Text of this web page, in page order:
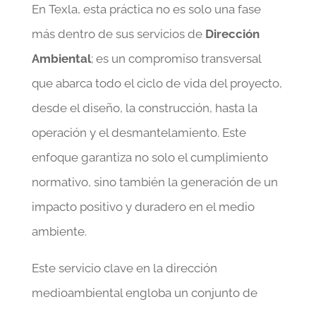
En Texla, esta práctica no es solo una fase
más dentro de sus servicios de Dirección
Ambiental; es un compromiso transversal
que abarca todo el ciclo de vida del proyecto,
desde el diseño, la construcción, hasta la
operación y el desmantelamiento. Este
enfoque garantiza no solo el cumplimiento
normativo, sino también la generación de un
impacto positivo y duradero en el medio
ambiente.
Este servicio clave en la dirección
medioambiental engloba un conjunto de